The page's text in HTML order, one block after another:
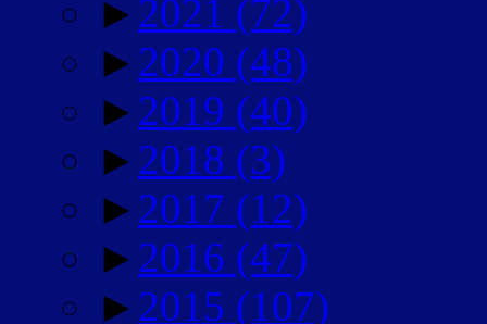
► 2021 (72)
► 2020 (48)
► 2019 (40)
► 2018 (3)
► 2017 (12)
► 2016 (47)
► 2015 (107)